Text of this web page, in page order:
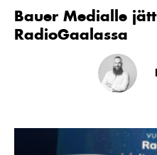
Bauer Medialle
RadioGaalassa